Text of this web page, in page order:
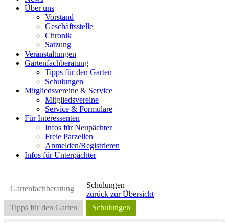
Über uns
Vorstand
Geschäftsstelle
Chronik
Satzung
Veranstaltungen
Gartenfachberatung
Tipps für den Garten
Schulungen
Mitgliedsvereine & Service
Mitgliedsvereine
Service & Formulare
Für Interessenten
Infos für Neupächter
Freie Parzellen
Anmelden/Registrieren
Infos für Unterpächter
Gartenfachberatung
Tipps für den Garten Schulungen
Schulungen
zurück zur Übersicht